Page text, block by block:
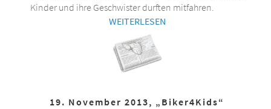
Kinder und ihre Geschwister durften mitfahren.
WEITERLESEN
19. November 2013, „Biker4Kids“